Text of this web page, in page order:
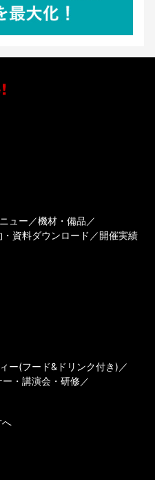
ュー
機材・備品
資料ダウンロード 開催実績
ー(フード&ドリンク付き)
ー・講演会・研修
へ